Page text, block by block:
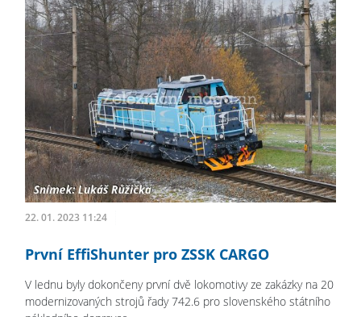
22. 01. 2023 11:24
První EffiShunter pro ZSSK CARGO
V lednu byly dokončeny první dvě lokomotivy ze zakázky na 20
modernizovaných strojů řady 742.6 pro slovenského státního